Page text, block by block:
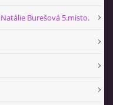
Burešová 5.misto.